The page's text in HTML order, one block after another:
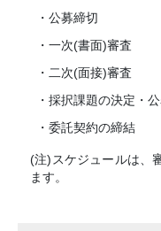
・公募締切
・一次(書面)審査
・二次(面接)審査
・採択課題の決定・
・委託契約の締結
(注)スケジュールは、
ます。